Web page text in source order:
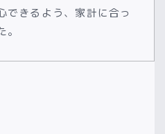
できるよう、家計に合っ